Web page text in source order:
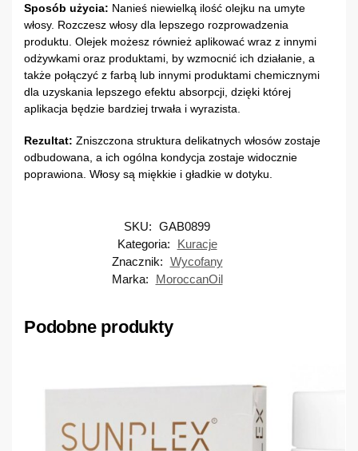
Sposób użycia: Nanieś niewielką ilość olejku na umyte
włosy. Rozczesz włosy dla lepszego rozprowadzenia
produktu. Olejek możesz również aplikować wraz z innymi
odżywkami oraz produktami, by wzmocnić ich działanie, a
także połączyć z farbą lub innymi produktami chemicznymi
dla uzyskania lepszego efektu absorpcji, dzięki której
aplikacja będzie bardziej trwała i wyrazista.
Rezultat: Zniszczona struktura delikatnych włosów zostaje
odbudowana, a ich ogólna kondycja zostaje widocznie
poprawiona. Włosy są miękkie i gładkie w dotyku.
SKU: GAB0899
Kategoria:
Kuracje
Znacznik: Wycofany
Marka:
MoroccanOil
Podobne produkty